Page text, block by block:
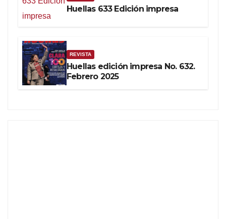
Huellas 633 Edición impresa
REVISTA
Huellas edición impresa No. 632.
Febrero 2025